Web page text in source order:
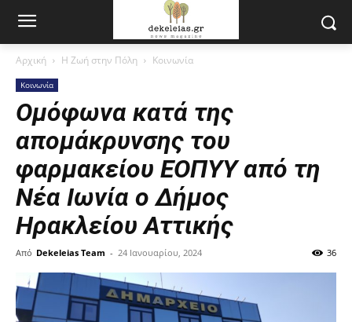
Αρχική Η Ζωή στην Πόλη Κοινωνία
Κοινωνία
Ομόφωνα κατά της
απομάκρυνσης του
φαρμακείου ΕΟΠΥΥ από τη
Νέα Ιωνία ο Δήμος
Ηρακλείου Αττικής
Από Dekeleias Team - 24 Ιανουαρίου, 2024 36